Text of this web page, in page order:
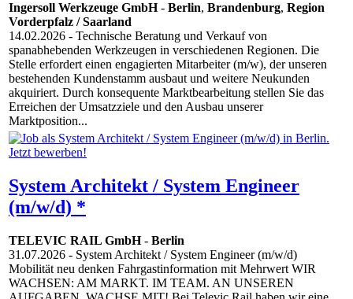
Ingersoll Werkzeuge GmbH- Berlin, Brandenburg, Region
Vorderpfalz / Saarland
14.02.2026 - Technische Beratung und Verkauf von
spanabhebenden Werkzeugen in verschiedenen Regionen. Die
Stelle erfordert einen engagierten Mitarbeiter (m/w), der unseren
bestehenden Kundenstamm ausbaut und weitere Neukunden
akquiriert. Durch konsequente Marktbearbeitung stellen Sie das
Erreichen der Umsatzziele und den Ausbau unserer
Marktposition...
System Architekt / System Engineer
(m/w/d) *
TELEVIC RAIL GmbH- Berlin
31.07.2026 - System Architekt / System Engineer (m/w/d)
Mobilität neu denken Fahrgastinformation mit Mehrwert WIR
WACHSEN: AM MARKT. IM TEAM. AN UNSEREN